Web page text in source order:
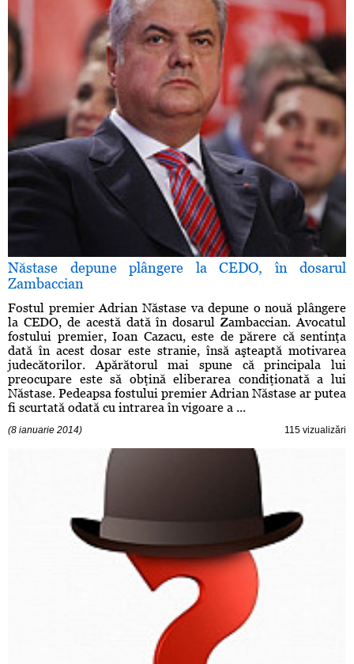
Năstase depune plângere la CEDO, în dosarul
Zambaccian
Fostul premier Adrian Năstase va depune o nouă plângere
la CEDO, de acestă dată în dosarul Zambaccian. Avocatul
fostului premier, Ioan Cazacu, este de părere că sentinţa
dată în acest dosar este stranie, însă aşteaptă motivarea
judecătorilor. Apărătorul mai spune că principala lui
preocupare este să obţină eliberarea condiţionată a lui
Năstase. Pedeapsa fostului premier Adrian Năstase ar putea
fi scurtată odată cu intrarea în vigoare a ...
(8 ianuarie 2014) 115 vizualizări